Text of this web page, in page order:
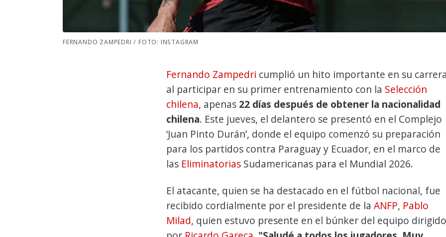
FERNANDO ZAMPEDRI / FOTO: INSTAGRAM
Fernando Zampedri cumplió un hito importante en su
al participar en su primer entrenamiento con la Selección
chilena, apenas 22 días después de obtener la nacionalidad
chilena. Este jueves, el delantero se presentó en el Complejo
‘Juan Pinto Durán’, donde el equipo comenzó su preparación
para los partidos contra Paraguay y Ecuador, en el marco de
las Eliminatorias Sudamericanas para el Mundial 2026.
El atacante, quien se ha destacado en el fútbol nacional, fue
recibido cordialmente por el presidente de la ANFP, Pablo
Milad, quien estuvo presente en el búnker del equipo dirigido